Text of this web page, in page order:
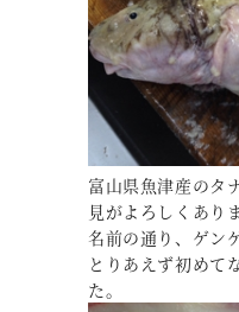
富山県魚津産のタ
見がよろしくあり
名前の通り、ゲン
とりあえず初めて
た。